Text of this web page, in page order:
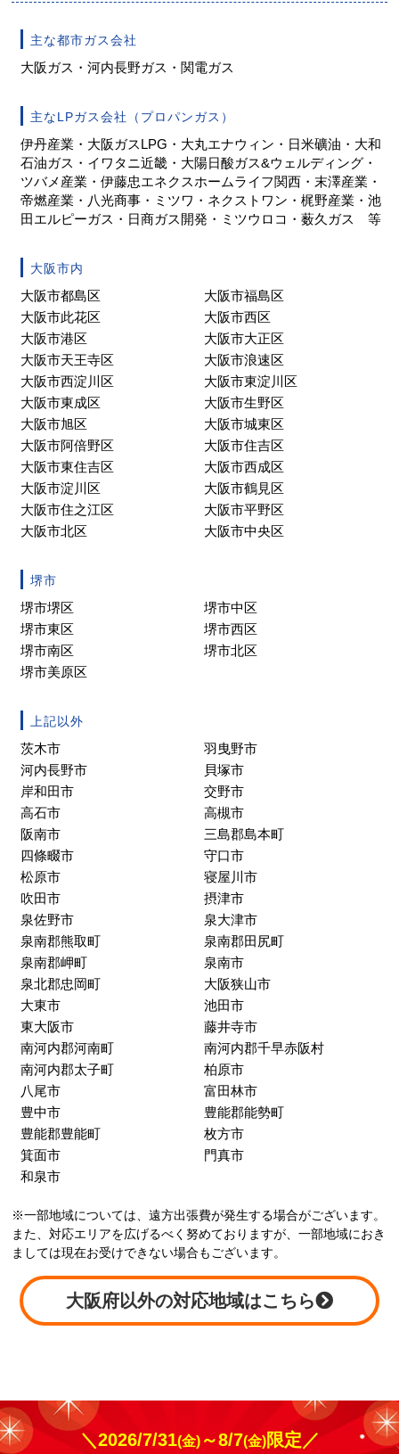
主な都市ガス会社
大阪ガス・河内長野ガス・関電ガス
主なLPガス会社（プロパンガス）
伊丹産業・大阪ガスLPG・大丸エナウィン・日米礦油・大和
石油ガス・イワタニ近畿・大陽日酸ガス&ウェルディング・
ツバメ産業・伊藤忠エネクスホームライフ関西・末澤産業・
帝燃産業・八光商事・ミツワ・ネクストワン・梶野産業・池
田エルピーガス・日商ガス開発・ミツウロコ・薮久ガス 等
大阪市内
大阪市都島区
大阪市福島区
大阪市此花区
大阪市西区
大阪市港区
大阪市大正区
大阪市天王寺区
大阪市浪速区
大阪市西淀川区
大阪市東淀川区
大阪市東成区
大阪市生野区
大阪市旭区
大阪市城東区
大阪市阿倍野区
大阪市住吉区
大阪市東住吉区
大阪市西成区
大阪市淀川区
大阪市鶴見区
大阪市住之江区
大阪市平野区
大阪市北区
大阪市中央区
堺市
堺市堺区
堺市中区
堺市東区
堺市西区
堺市南区
堺市北区
堺市美原区
上記以外
茨木市
羽曳野市
河内長野市
貝塚市
岸和田市
交野市
高石市
高槻市
阪南市
三島郡島本町
四條畷市
守口市
松原市
寝屋川市
吹田市
摂津市
泉佐野市
泉大津市
泉南郡熊取町
泉南郡田尻町
泉南郡岬町
泉南市
泉北郡忠岡町
大阪狭山市
大東市
池田市
東大阪市
藤井寺市
南河内郡河南町
南河内郡千早赤阪村
南河内郡太子町
柏原市
八尾市
富田林市
豊中市
豊能郡能勢町
豊能郡豊能町
枚方市
箕面市
門真市
和泉市
※一部地域については、遠方出張費が発生する場合がございます。
また、対応エリアを広げるべく努めておりますが、一部地域におき
ましては現在お受けできない場合もございます。
大阪府以外の対応地域はこちら
＼2026/7/31(金)～8/7(金)限定／